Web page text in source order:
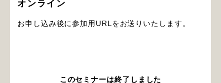
オンライン
お申し込み後に参加用URLをお送りいたします。
このセミナーは終了しました